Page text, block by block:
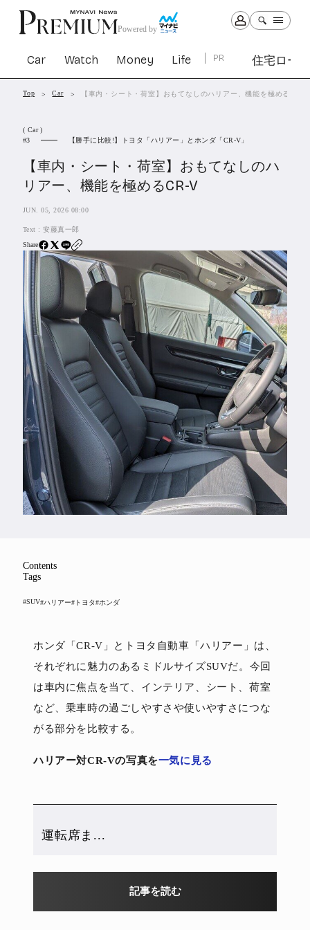
Powered by
Car Watch Money Life PR 住宅ロー
Car Watch Money Life
PR
住宅ローン
SBIネオトレード証券
All Articles
特集&連載記事
Feature
Series
Top Car 【車内・シート・荷室】おもてなしのハリアー、機能を極めるCR-V
( Car )
3
【勝手に比較!】トヨタ「ハリアー」とホンダ「CR-V」
【車内・シート・荷室】おもてなしのハ
リアー、機能を極めるCR-V
JUN. 05, 2026 08:00
Text :安藤真一郎
Share
Contents
Tags
#SUV#ハリアー#トヨタ#ホンダ
ホンダ「CR-V」とトヨタ自動車「ハリアー」は、
それぞれに魅力のあるミドルサイズSUVだ。今回
は車内に焦点を当て、インテリア、シート、荷室
など、乗車時の過ごしやすさや使いやすさにつな
がる部分を比較する。
ハリアー対CR-Vの写真を一気に見る
運転席ま...
記事を読む